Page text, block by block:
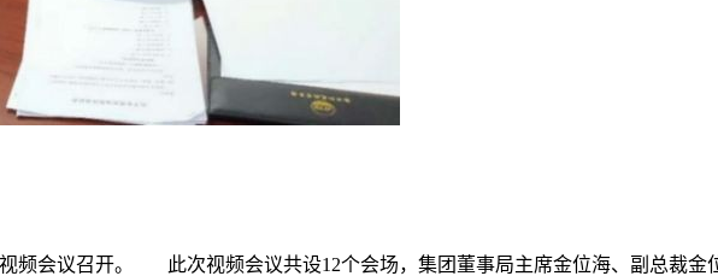
频会议召开。 此次视频会议共设12个会场，集团董事局主席金位海、副总裁金